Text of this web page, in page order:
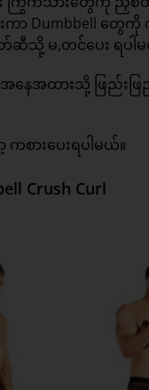
ာ Dumbbell တွေကို
သို့ မ,တင်ပေး ရပါ
ေအထားသို့ ဖြည်းဖြည်း
ကစားပေးရပါမယ်။
Crush Curl